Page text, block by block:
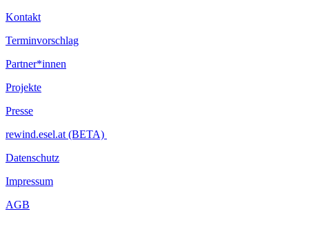
Kontakt
Terminvorschlag
Partner*innen
Projekte
Presse
rewind.esel.at (BETA)
Datenschutz
Impressum
AGB